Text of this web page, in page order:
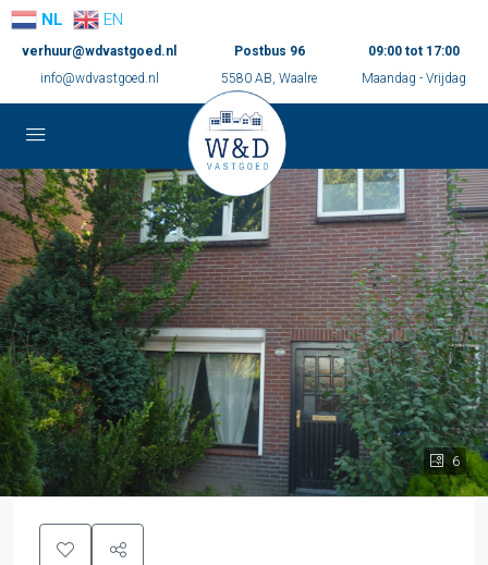
verhuur@wdvastgoed.nl
info@wdvastgoed.nl
Postbus 96
5580 AB, Waalre
09:00 tot 17:00
Maandag - Vrijdag
6
NL EN